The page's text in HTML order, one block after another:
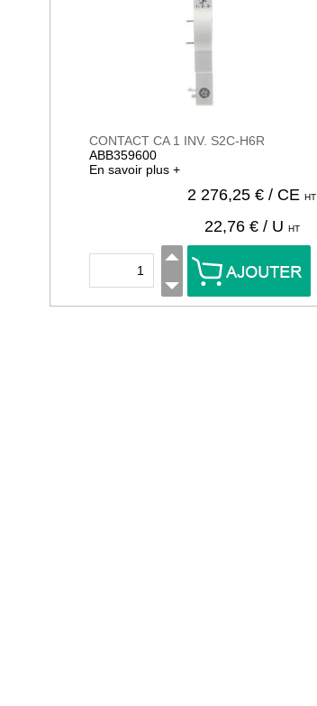
CONTACT CA 1 INV. S2C-H6R
ABB359600
En savoir plus +
2 276,25€ / CE HT
22,76 € / U HT